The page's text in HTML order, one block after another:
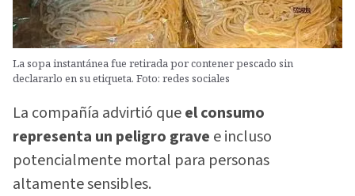
La sopa instantánea fue retirada por contener pescado sin
declararlo en su etiqueta. Foto: redes sociales
La compañía advirtió queel consumo
representa un peligro grave e incluso
potencialmente mortal para personas
altamente sensibles.